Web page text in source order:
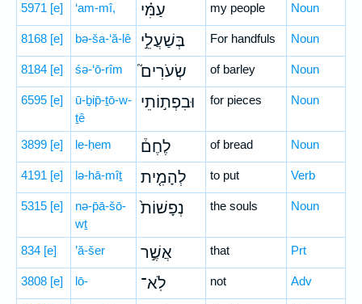
5971 [e] ‘am-mî, עַמִּ֗י my people Noun
8168 [e] bə-ša-‘ă-lê בְּשַׁעֲלֵ֣י For handfuls Noun
8184 [e] śə-‘ō-rîm שְׂעֹרִים֮ of barley Noun
6595 [e]
ū-ḇip̄-ṯō-w-
ṯê
וּבִפְת֣וֹתֵי for pieces Noun
3899 [e] le-ḥem לֶחֶם֒ of bread Noun
4191 [e] lə-hā-mîṯ לְהָמִ֤ית to put Verb
5315 [e]
nə-p̄ā-šō-
wṯ
נְפָשׁוֹת֙ the souls Noun
834 [e] ’ă-šer אֲשֶׁ֣ר that Prt
3808 [e] lō- לֹֽא־ not Adv